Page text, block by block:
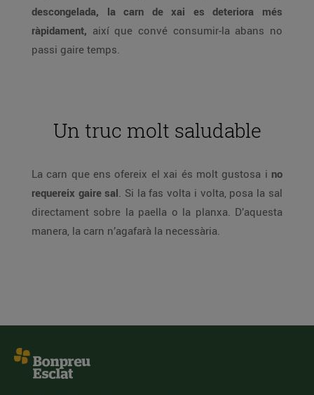
descongelada, la carn de xai es deteriora més
ràpidament, així que convé consumir-la abans no
passi gaire temps.
Un truc molt saludable
La carn que ens ofereix el xai és molt gustosa i no
requereix gaire sal. Si la fas volta i volta, posa la sal
directament sobre la paella o la planxa. D’aquesta
manera, la carn n’agafarà la necessària.